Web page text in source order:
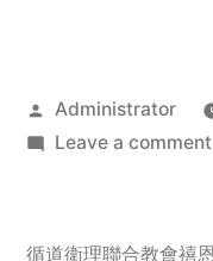
Posted
by
Administrator
Leave a comment
循道衛理聯合教會禧